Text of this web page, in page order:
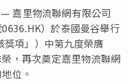
嘉里物流聯網有限公司
0636.HK）於泰國曼谷舉行
項」）中第九度榮膺
，再次奠定嘉里物流聯網
位。